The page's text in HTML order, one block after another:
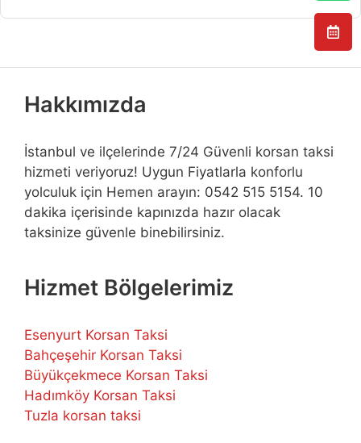
Hakkımızda
İstanbul ve ilçelerinde 7/24 Güvenli korsan taksi
hizmeti veriyoruz! Uygun Fiyatlarla konforlu
yolculuk için Hemen arayın: 0542 515 5154. 10
dakika içerisinde kapınızda hazır olacak
taksinize güvenle binebilirsiniz.
Hizmet Bölgelerimiz
Esenyurt Korsan Taksi
Bahçeşehir Korsan Taksi
Büyükçekmece Korsan Taksi
Hadımköy Korsan Taksi
Tuzla korsan taksi